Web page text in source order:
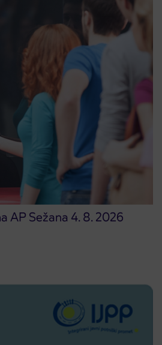
AP Sežana 4. 8. 2026